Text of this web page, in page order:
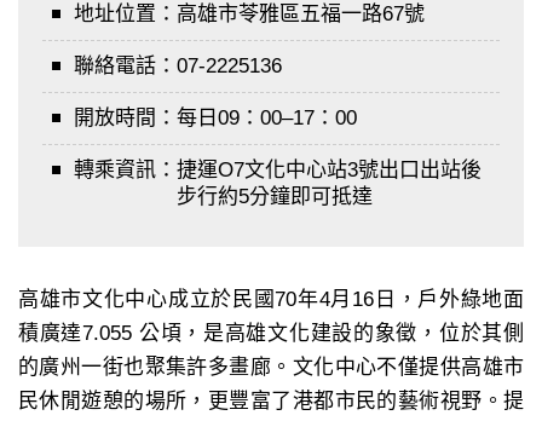
地址位置： 高雄市苓雅區五福一路67號
聯絡電話： 07-2225136
開放時間： 每日09：00–17：00
轉乘資訊： 捷運O7文化中心站3號出口出站後
步行約5分鐘即可抵達
高雄市文化中心成立於民國70年4月16日，戶外綠地面
積廣達7.055 公頃，是高雄文化建設的象徵，位於其側
的廣州一街也聚集許多畫廊。文化中心不僅提供高雄市
民休閒遊憩的場所，更豐富了港都市民的藝術視野。提